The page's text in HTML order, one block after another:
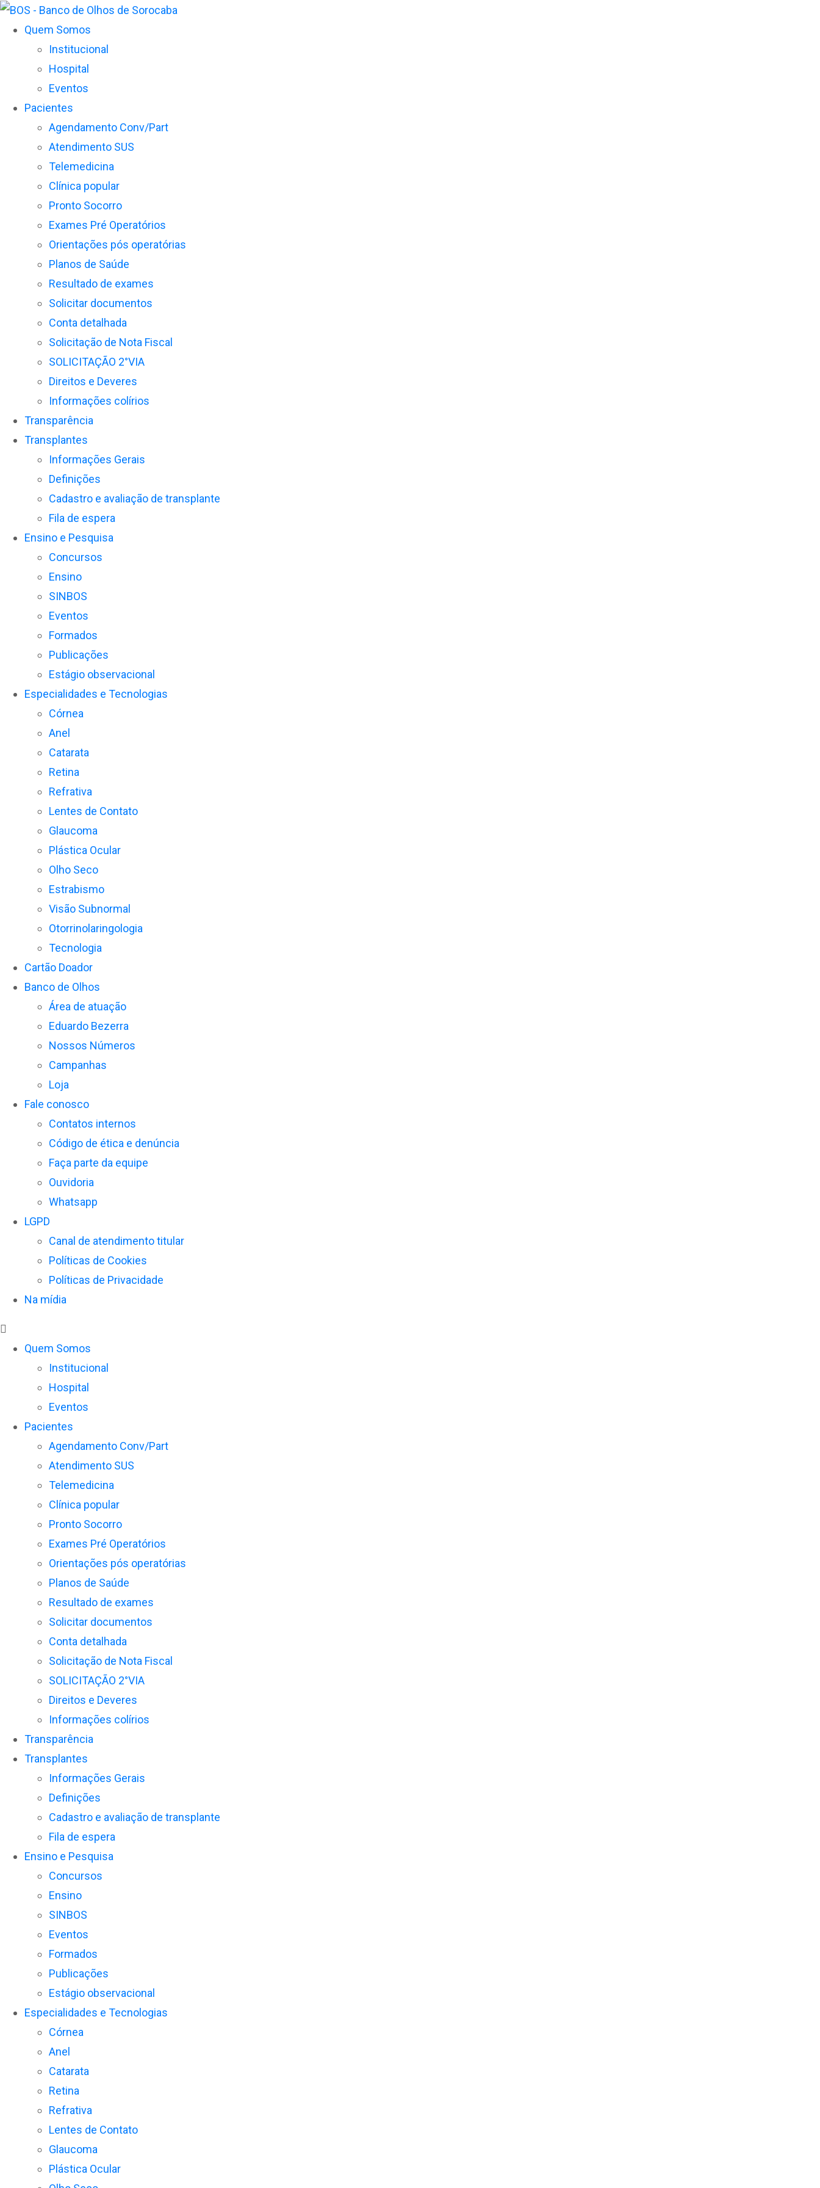
Quem Somos
Institucional
Hospital
Eventos
Pacientes
Agendamento Conv/Part
Atendimento SUS
Telemedicina
Clínica popular
Pronto Socorro
Exames Pré Operatórios
Orientações pós operatórias
Planos de Saúde
Resultado de exames
Solicitar documentos
Conta detalhada
Solicitação de Nota Fiscal
SOLICITAÇÃO 2°VIA
Direitos e Deveres
Informações colírios
Transparência
Transplantes
Informações Gerais
Definições
Cadastro e avaliação de transplante
Fila de espera
Ensino e Pesquisa
Concursos
Ensino
SINBOS
Eventos
Formados
Publicações
Estágio observacional
Especialidades e Tecnologias
Córnea
Anel
Catarata
Retina
Refrativa
Lentes de Contato
Glaucoma
Plástica Ocular
Olho Seco
Estrabismo
Visão Subnormal
Otorrinolaringologia
Tecnologia
Cartão Doador
Banco de Olhos
Área de atuação
Eduardo Bezerra
Nossos Números
Campanhas
Loja
Fale conosco
Contatos internos
Código de ética e denúncia
Faça parte da equipe
Ouvidoria
Whatsapp
LGPD
Canal de atendimento titular
Políticas de Cookies
Políticas de Privacidade
Na mídia
Quem Somos
Institucional
Hospital
Eventos
Pacientes
Agendamento Conv/Part
Atendimento SUS
Telemedicina
Clínica popular
Pronto Socorro
Exames Pré Operatórios
Orientações pós operatórias
Planos de Saúde
Resultado de exames
Solicitar documentos
Conta detalhada
Solicitação de Nota Fiscal
SOLICITAÇÃO 2°VIA
Direitos e Deveres
Informações colírios
Transparência
Transplantes
Informações Gerais
Definições
Cadastro e avaliação de transplante
Fila de espera
Ensino e Pesquisa
Concursos
Ensino
SINBOS
Eventos
Formados
Publicações
Estágio observacional
Especialidades e Tecnologias
Córnea
Anel
Catarata
Retina
Refrativa
Lentes de Contato
Glaucoma
Plástica Ocular